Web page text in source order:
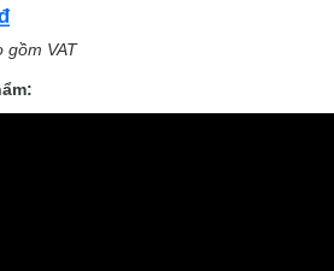
gồm VAT